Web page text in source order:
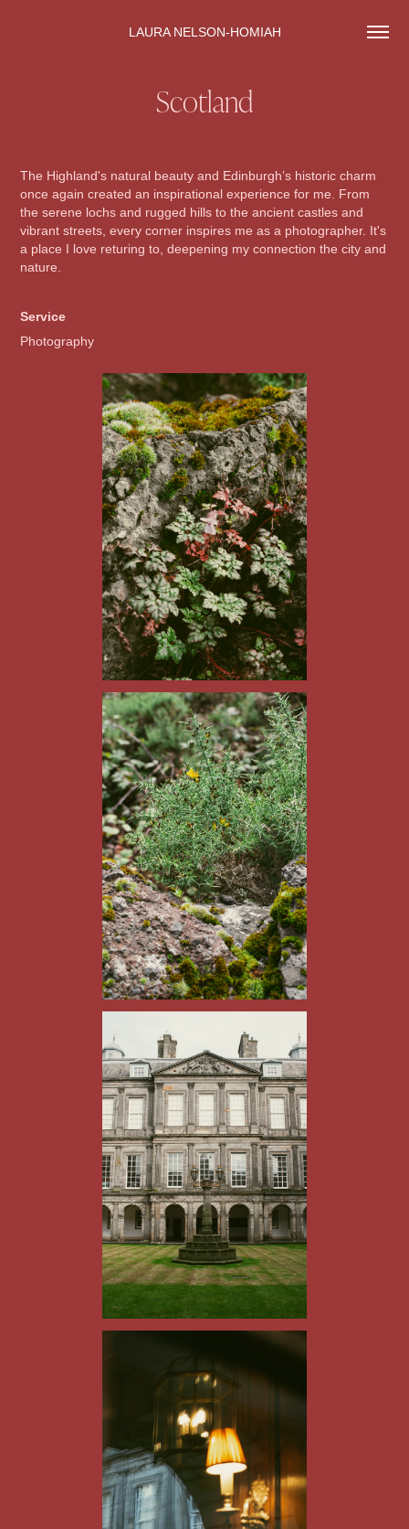
LAURA NELSON-HOMIAH
Scotland
The Highland's natural beauty and Edinburgh’s historic charm
once again created an inspirational experience for me. From
the serene lochs and rugged hills to the ancient castles and
vibrant streets, every corner inspires me as a photographer. It's
a place I love returing to, deepening my connection the city and
nature.
Service
Photography